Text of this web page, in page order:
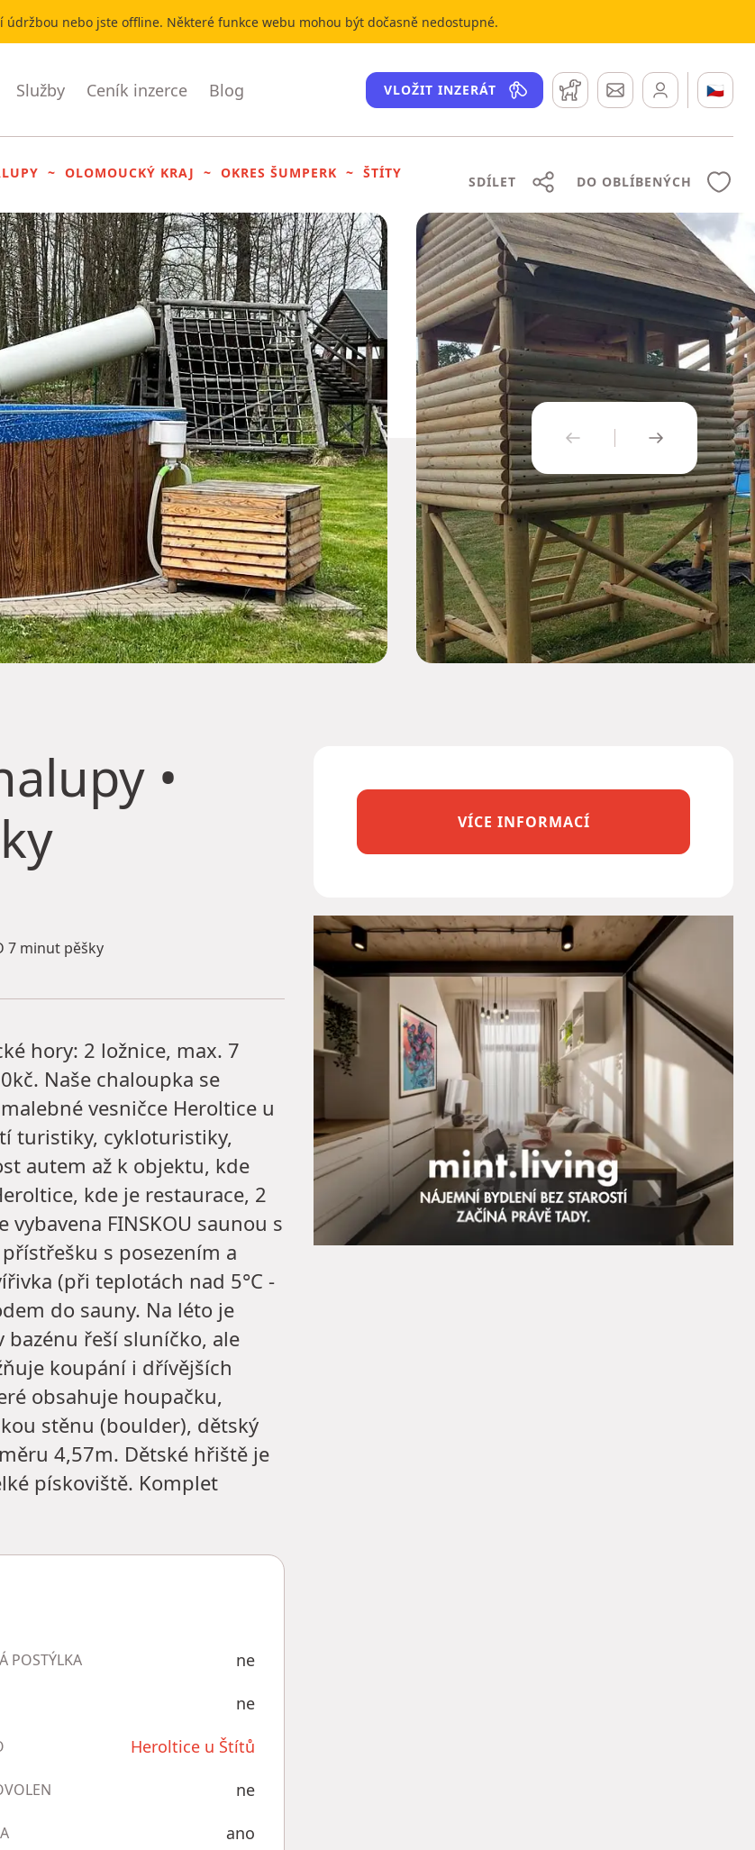
údržbou nebo jste offline. Některé funkce webu mohou být dočasně nedostupné.
Služby Ceník inzerce Blog VLOŽIT INZERÁT Hlídací pesZprávy 🇨🇿
OLOMOUCKÝ KRAJ OKRES ŠUMPERK
ŠTÍTY
SDÍLET DO OBLÍBENÝCH
PŘEDCHOZÍ
•
7 minut pěšky
hory: 2 ložnice, max. 7
Naše chaloupka se
vesničce Heroltice u
turistiky, cykloturistiky,
autem až k objektu, kde
kde je restaurace, 2
FINSKOU saunou s
s posezením a
(při teplotách nad 5°C -
do sauny. Na léto je
bazénu řeší sluníčko, ale
koupání i dřívějších
obsahuje houpačku,
stěnu (boulder), dětský
4,57m. Dětské hřiště je
pískoviště. Komplet
POSTÝLKA ne
ne
Heroltice u Štítů
ne
ano
VÍCE INFORMACÍ